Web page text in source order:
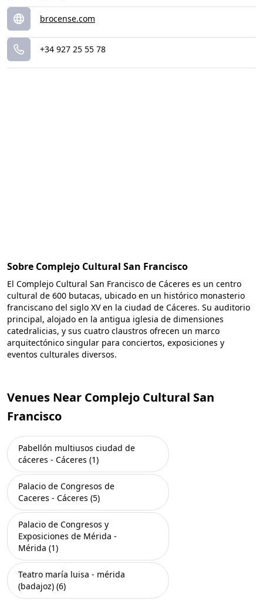
brocense.com
+34 927 25 55 78
Sobre Complejo Cultural San Francisco
El Complejo Cultural San Francisco de Cáceres es un centro
cultural de 600 butacas, ubicado en un histórico monasterio
franciscano del siglo XV en la ciudad de Cáceres. Su auditorio
principal, alojado en la antigua iglesia de dimensiones
catedralicias, y sus cuatro claustros ofrecen un marco
arquitectónico singular para conciertos, exposiciones y
eventos culturales diversos.
Venues Near Complejo Cultural San
Francisco
Pabellón multiusos ciudad de
cáceres - Cáceres (1)
Palacio de Congresos de
Caceres - Cáceres (5)
Palacio de Congresos y
Exposiciones de Mérida -
Mérida (1)
Teatro maría luisa - mérida
(badajoz) (6)